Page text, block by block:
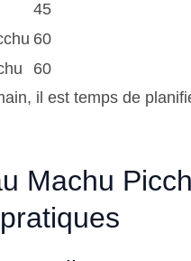
45
60
60
il est temps de
Machu